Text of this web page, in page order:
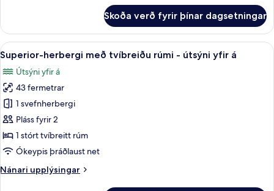
herbergi
fyrir
tvo
útsýni
yfir
Skoða verð fyrir þínar dagsetningar
Skoða
allar
myndir
fyrir
Superior-
herbergi
með
tvíbreiðu
-
Superior-herbergi með tvíbreiðu
3
Superior-herbergi með tvíbreiðu rúmi - útsýni yfir á
Útsýni yfir á
43 fermetrar
1 svefnherbergi
Pláss fyrir 2
1 stórt tvíbreitt rúm
Ókeypis þráðlaust net
Nánari upplýsingar
Nánari